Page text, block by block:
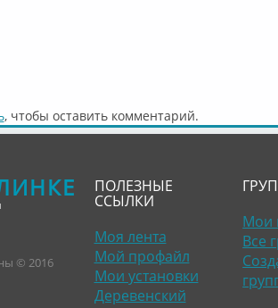
, чтобы оставить комментарий.
© 2016
ПОЛЕЗНЫЕ
ССЫЛКИ
Моя лента
Мой профайл
Мои установки
Деревенский
Мои
Все